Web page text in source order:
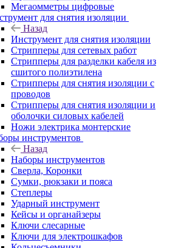
Мегаомметры цифровые
для снятия изоляции
Назад
Инструмент для снятия изоляции
Стрипперы для сетевых работ
Стрипперы для разделки кабеля из
сшитого полиэтилена
Cтрипперы для снятия изоляции с
проводов
Стрипперы для снятия изоляции и
оболочки силовых кабелей
Ножи электрика монтерские
инструментов
Назад
Наборы инструментов
Сверла, Коронки
Сумки, рюкзаки и пояса
Степлеры
Ударный инструмент
Кейсы и органайзеры
Ключи слесарные
Ключи для электрошкафов